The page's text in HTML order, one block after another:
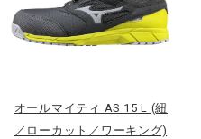
オールマイティ AS 15 L (紐
／ローカット／ワーキング)